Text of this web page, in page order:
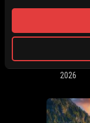
Botswana
Circuits
2026